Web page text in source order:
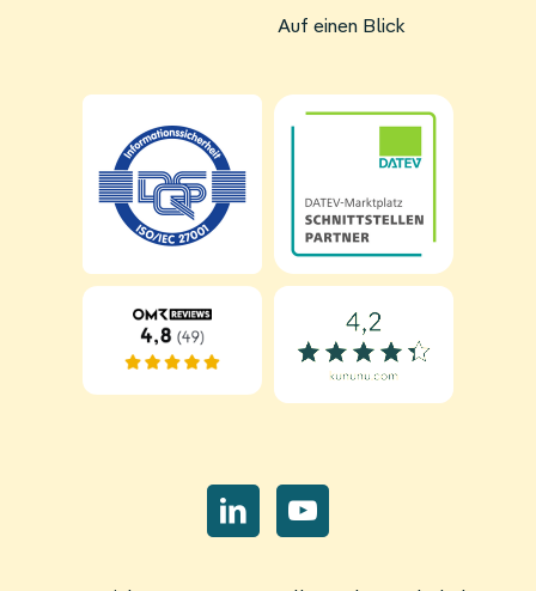
Auf einen Blick
Navigation
überspringen